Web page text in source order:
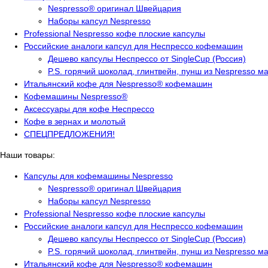
Nespresso® оригинал Швейцария
Наборы капсул Nespresso
Professional Nespresso кофе плоские капсулы
Российские аналоги капсул для Неспрессо кофемашин
Дешево капсулы Неспрессо от SingleCup (Россия)
P.S. горячий шоколад, глинтвейн, пунш из Nespresso
Итальянский кофе для Nespresso® кофемашин
Кофемашины Nespresso®
Аксессуары для кофе Неспрессо
Кофе в зернах и молотый
СПЕЦПРЕДЛОЖЕНИЯ!
Наши товары:
Капсулы для кофемашины Nespresso
Nespresso® оригинал Швейцария
Наборы капсул Nespresso
Professional Nespresso кофе плоские капсулы
Российские аналоги капсул для Неспрессо кофемашин
Дешево капсулы Неспрессо от SingleCup (Россия)
P.S. горячий шоколад, глинтвейн, пунш из Nespresso
Итальянский кофе для Nespresso® кофемашин